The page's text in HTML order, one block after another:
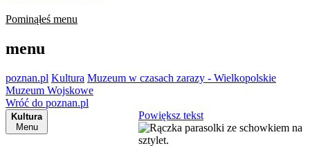
Pominąłeś menu
menu
poznan.pl Kultura Muzeum w czasach zarazy - Wielkopolskie
Muzeum Wojskowe
Wróć do poznan.pl
Kultura
Menu
Powiększ tekst